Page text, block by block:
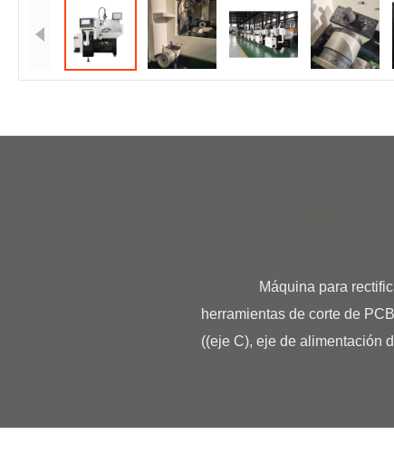
herramientas de corte de
((eje C), eje de alimentación